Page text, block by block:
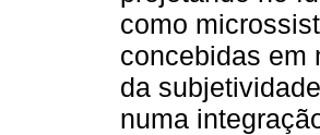
como
concebidas em
da
numa